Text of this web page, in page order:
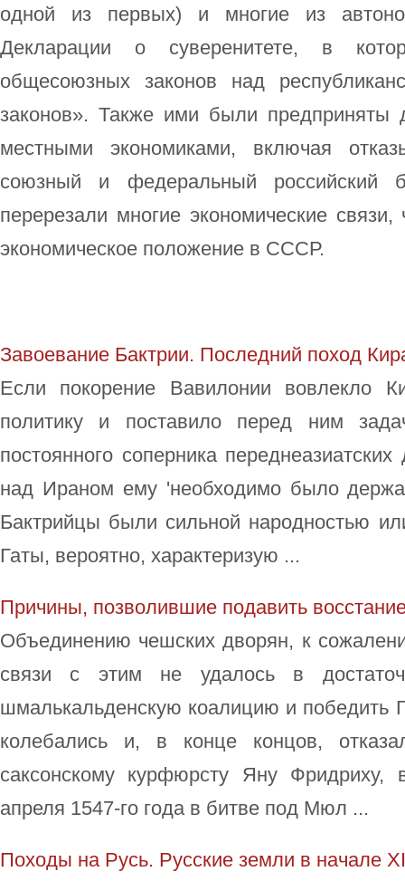
одной из первых) и многие из
Декларации о суверенитете, в
общесоюзных законов над
законов». Также ими были предприняты
местными экономиками, включая
союзный и федеральный российский
перерезали многие экономические
экономическое положение в СССР.
Завоевание Бактрии. Последний поход
Если покорение Вавилонии вовлекло
политику и поставило перед ним
постоянного соперника
над Ираном ему 'необходимо было
Бактрийцы были сильной народностью
Гаты, вероятно, характеризую ...
Причины, позволившие подавить
Объединению чешских дворян, к
связи с этим не удалось в
шмалькальденскую коалицию и победить
колебались и, в конце концов,
саксонскому курфюрсту Яну
апреля 1547-го года в битве под Мюл ...
Походы на Русь. Русские земли в начале